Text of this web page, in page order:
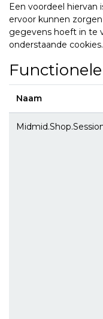
Een voordeel hiervan
ervoor kunnen
gegevens hoeft in te
onderstaande cookies.
Naam